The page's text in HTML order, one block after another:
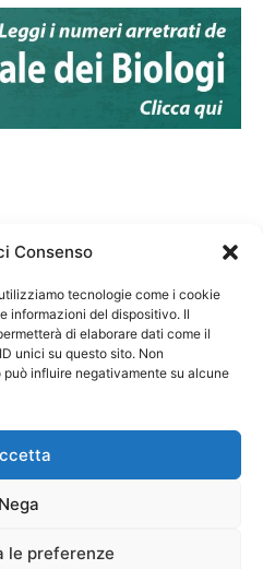
Consenso
tecnologie come i cookie
informazioni del dispositivo. Il
di elaborare dati come il
unici su questo sito. Non
influire negativamente su alcune
Nega
le preferenze
Degli Ordini dei Biologi:
80069130583
www.fnob.it: Vincenzo
Cookie Policy